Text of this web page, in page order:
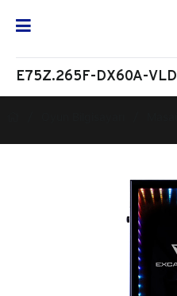
E75Z.265F-DX60A-VLD